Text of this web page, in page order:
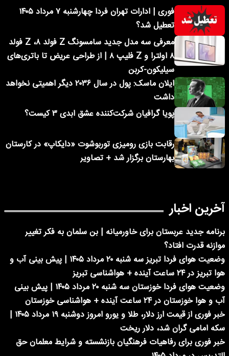
فوری | ادارات تهران فردا چهارشنبه ۷ مرداد ۱۴۰۵
تعطیل شد؟
معرفی سه مدل جدید سامسونگ Z فولد ۸، Z فولد
۸ اولترا و Z فلیپ ۸ | از طراحی عریض تا باتری‌های
سیلیکون-کربن
ایلان ماسک: پول در سال ۲۰۳۶ دیگر اهمیتی نخواهد
داشت
پویا گرافیان شرکت‌کننده عشق ابدی ۳ کیست؟
رقابت بازی رومیزی توربوشوت «دایکاپ» در کارستان
بهارستان برگزار شد + تصاویر
آخرین اخبار
برنامه جدید عربستان برای خاورمیانه | بن سلمان به فکر تغییر
موازنه قدرت افتاد؟
وضعیت هوای فردا تبریز سه شنبه ۲۰ مرداد ۱۴۰۵ | پیش بینی آب و
هوا تبریز در ۲۴ ساعت آینده + هواشناسی تبریز
وضعیت هوای فردا خوزستان سه شنبه ۲۰ مرداد ۱۴۰۵ | پیش بینی
آب و هوا خوزستان در ۲۴ ساعت آینده + هواشناسی خوزستان
خبر فوری از قیمت ارز دلار، طلا و یورو امروز دوشنبه ۱۹ مرداد ۱۴۰۵ |
سکه امامی گران شد، دلار ریخت
خبر فوری برای رفاهیات فرهنگیان بازنشسته و شرایط معلمان حق